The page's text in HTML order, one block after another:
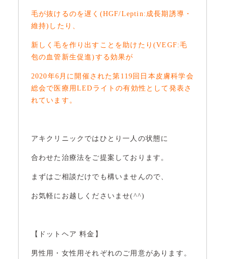
毛が抜けるのを遅く(HGF/Leptin:成長期誘導・
維持)したり、
新しく毛を作り出すことを助けたり(VEGF:毛
包の血管新生促進)する効果が
2020年6月に開催された第119回日本皮膚科学会
総会で医療用LEDライトの有効性として発表さ
れています。
アキクリニックではひとり一人の状態に
合わせた治療法をご提案しております。
まずはご相談だけでも構いませんので、
お気軽にお越しくださいませ(^^)
【ドットヘア 料金】
男性用・女性用それぞれのご用意があります。